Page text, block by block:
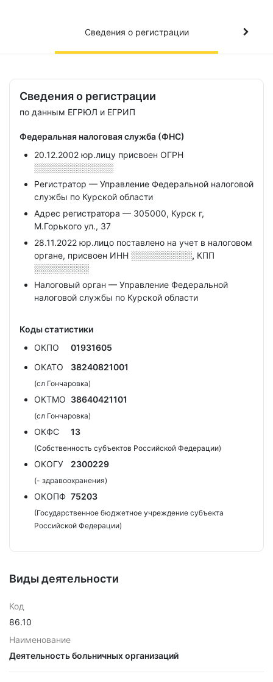
Сведения о регистрации
Сведения о регистрации
по данным ЕГРЮЛ и ЕГРИП
Федеральная налоговая служба (ФНС)
20.12.2002 юр.лицу присвоен ОГРН
░░░░░░░░░░░░░
Регистратор — Управление Федеральной налоговой
службы по Курской области
Адрес регистратора — 305000, Курск г,
М.Горького ул., 37
28.11.2022 юр.лицо поставлено на учет в налоговом
органе, присвоен ИНН ░░░░░░░░░░, КПП
░░░░░░░░░
Налоговый орган — Управление Федеральной
налоговой службы по Курской области
Коды статистики
ОКПО
01931605
ОКАТО
38240821001
(сл Гончаровка)
ОКТМО 38640421101
(сл Гончаровка)
ОКФС 13
(Собственность субъектов Российской Федерации)
ОКОГУ 2300229
(- здравоохранения)
ОКОПФ 75203
(Государственное бюджетное учреждение субъекта
Российской Федерации)
Виды деятельности
Код
86.10
Наименование
Деятельность больничных организаций